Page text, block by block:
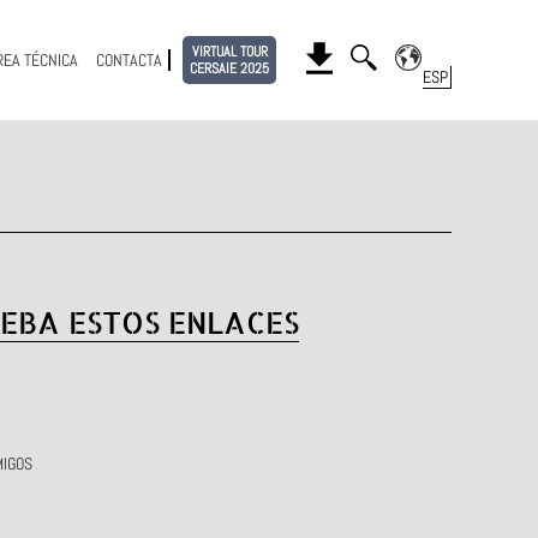
TÉCNICA CONTACTA
VIRTUAL TOUR
CERSAIE 2025
ESTOS ENLACES